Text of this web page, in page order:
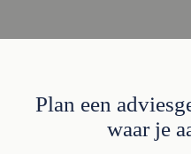
Plan een
waar je